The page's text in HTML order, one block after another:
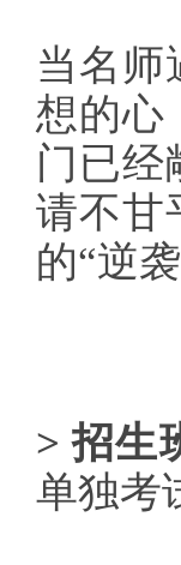
当名师
想的心
门已经
请不甘
的“逆
> 招生
单独考